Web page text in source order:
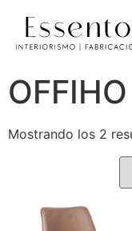
OFFIHO
Mostrando los 2